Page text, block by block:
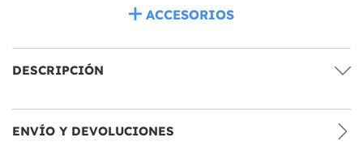
ACCESORIOS
DESCRIPCIÓN
ENVÍO Y DEVOLUCIONES